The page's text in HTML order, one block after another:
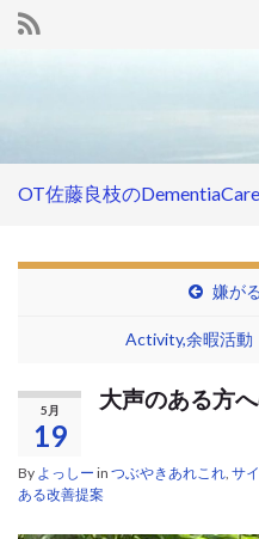
OT佐藤良枝の
嫌が
Activity,余暇活動
5月
19
大声のある方
By よっしー in つぶやきあれこれ サ
ある改善提案